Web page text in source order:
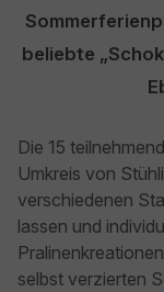
beliebte
Die 15
Umkreis von
verschiedenen
lassen und
selbst verzierten